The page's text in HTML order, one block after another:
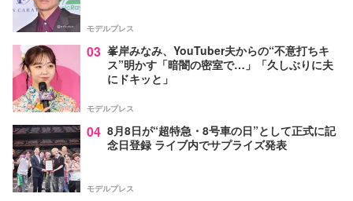
モデルプレス
03 峯岸みなみ、YouTuber夫からの“不意打ちキ
ス”明かす「暗闇の密室で…」「久しぶりに夫
にドキッと」
モデルプレス
04 8月8日が“超特急・8号車の日”として正式に記
念日登録 ライブ内でサプライズ発表
モデルプレス